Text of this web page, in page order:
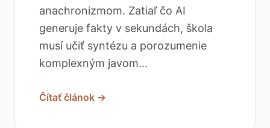
anachronizmom. Zatiaľ čo AI
generuje fakty v sekundách, škola
musí učiť syntézu a porozumenie
komplexným javom...
Čítať článok →